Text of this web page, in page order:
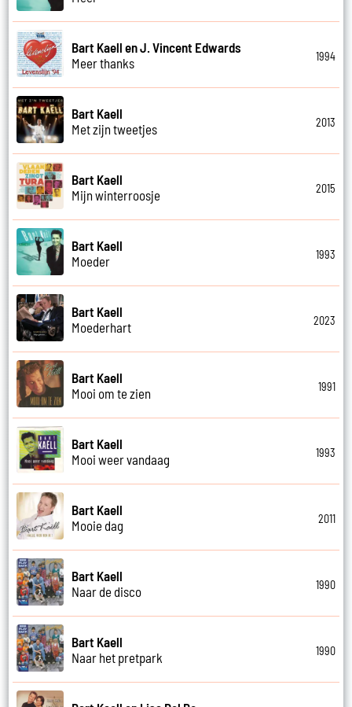
Bart Kaell en J. Vincent Edwards
Meer thanks
1994
Bart Kaell
Met zijn tweetjes
2013
Bart Kaell
Mijn winterroosje
2015
Bart Kaell
Moeder
1993
Bart Kaell
Moederhart
2023
Bart Kaell
Mooi om te zien
1991
Bart Kaell
Mooi weer vandaag
1993
Bart Kaell
Mooie dag
2011
Bart Kaell
Naar de disco
1990
Bart Kaell
Naar het pretpark
1990